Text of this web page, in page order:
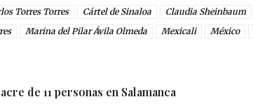
Torres Torres Cártel de Sinaloa Claudia Sheinbaum
Marina del Pilar Ávila Olmeda Mexicali México
de 11 personas en Salamanca